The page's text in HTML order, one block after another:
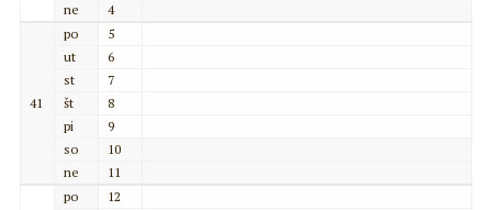
ne
4
41
po
5
ut
6
st
7
št
8
pi
9
so
10
ne
11
po
12